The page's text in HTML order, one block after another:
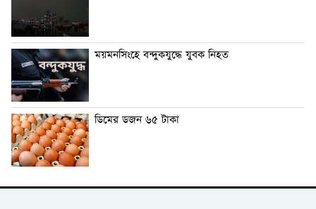
ময়মনসিংহে বন্দুকযুদ্ধে যুবক নিহত
ডিমের ডজন ৬৫ টাকা